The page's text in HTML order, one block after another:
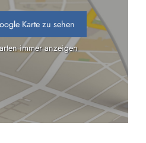
Karte zu sehen
immer anzeigen